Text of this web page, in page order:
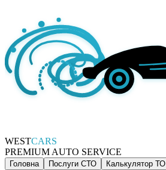
WESTCARS
PREMIUM AUTO SERVICE
Головна Послуги СТО Калькулятор ТО